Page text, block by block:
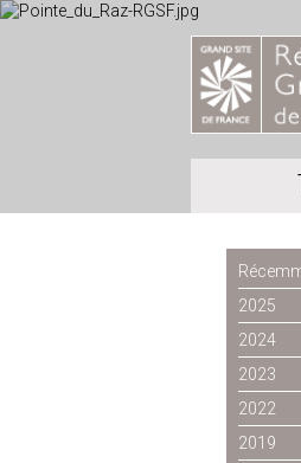
2025
2024
2023
2022
2019